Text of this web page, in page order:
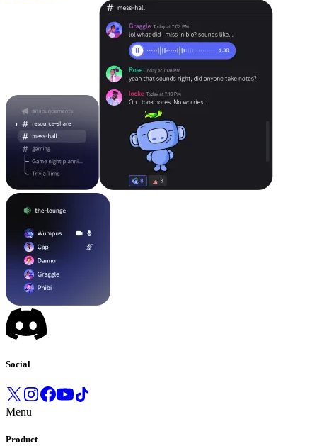
Social
Menu
Product